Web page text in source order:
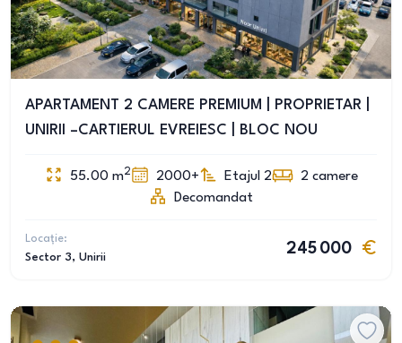
APARTAMENT 2 CAMERE PREMIUM | PROPRIETAR |
UNIRII –CARTIERUL EVREIESC | BLOC NOU
55.00 m2 2000+ Etajul 2 2 camere
Decomandat
Locație:
Sector 3, Unirii
245 000